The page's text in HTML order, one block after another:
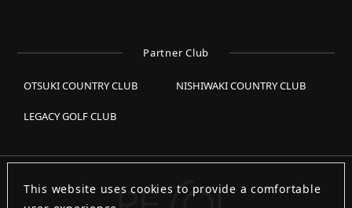
This website uses cookies to provide a comfortable
Partner Club
OTSUKI COUNTRY CLUB NISHIWAKI COUNTRY CLUB
LEGACY GOLF CLUB